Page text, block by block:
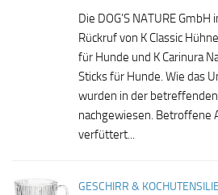
Die DOG’S NATURE
Rückruf von K Classic
für Hunde und K Carinura
Sticks für Hunde. Wie das
wurden in der
nachgewiesen. Betroffene
verfüttert...
GESCHIRR &